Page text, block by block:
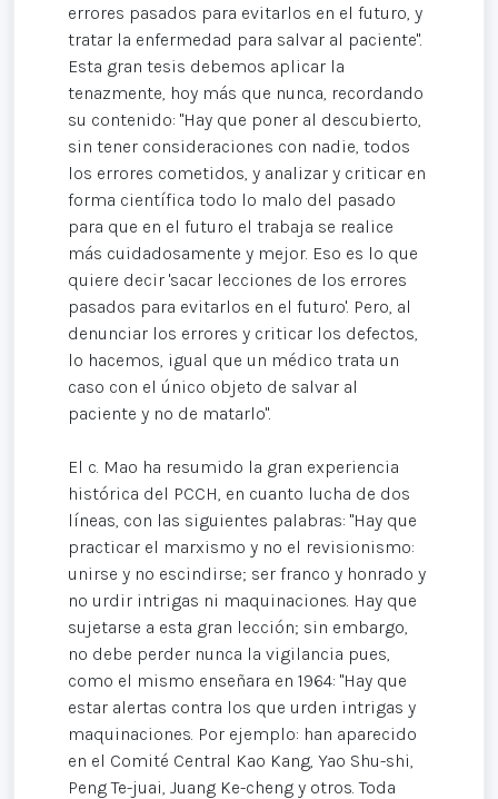
errores pasados para evitarlos en el futuro, y
tratar la enfermedad para salvar al paciente".
Esta gran tesis debemos aplicar la
tenazmente, hoy más que nunca, recordando
su contenido: "Hay que poner al descubierto,
sin tener consideraciones con nadie, todos
los errores cometidos, y analizar y criticar en
forma científica todo lo malo del pasado
para que en el futuro el trabaja se realice
más cuidadosamente y mejor. Eso es lo que
quiere decir 'sacar lecciones de los errores
pasados para evitarlos en el futuro'. Pero, al
denunciar los errores y criticar los defectos,
lo hacemos, igual que un médico trata un
caso con el único objeto de salvar al
paciente y no de matarlo".
El c. Mao ha resumido la gran experiencia
histórica del PCCH, en cuanto lucha de dos
líneas, con las siguientes palabras: "Hay que
practicar el marxismo y no el revisionismo:
unirse y no escindirse; ser franco y honrado y
no urdir intrigas ni maquinaciones. Hay que
sujetarse a esta gran lección; sin embargo,
no debe perder nunca la vigilancia pues,
como el mismo enseñara en 1964: "Hay que
estar alertas contra los que urden intrigas y
maquinaciones. Por ejemplo: han aparecido
en el Comité Central Kao Kang, Yao Shu-shi,
Peng Te-juai, Juang Ke-cheng y otros. Toda